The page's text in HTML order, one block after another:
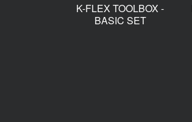
K-FLEX TOOLBOX -
BASIC SET